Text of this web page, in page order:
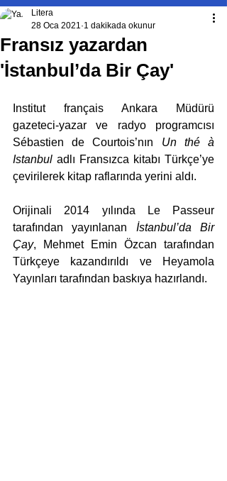
Fransız yazardan
'İstanbul’da Bir Çay'
Litera
28 Oca 2021 1 dakikada okunur
Institut français Ankara Müdürü
gazeteci-yazar ve radyo programcısı
Sébastien de Courtois’nın Un thé à
Istanbul adlı Fransızca kitabı Türkçe’ye
çevirilerek kitap raflarında yerini aldı.
Orijinali 2014 yılında Le Passeur
tarafından yayınlanan İstanbul’da Bir
Çay, Mehmet Emin Özcan tarafından
Türkçeye kazandırıldı ve Heyamola
Yayınları tarafından baskıya hazırlandı.